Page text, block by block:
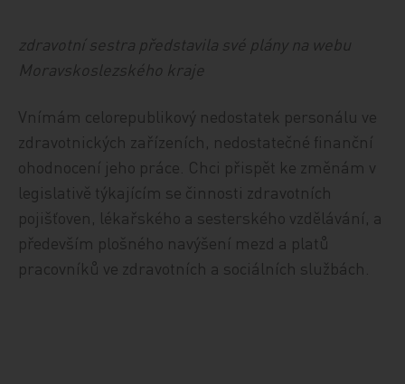
zdravotní sestra představila své plány na webu
Moravskoslezského kraje
Vnímám celorepublikový nedostatek personálu ve
zdravotnických zařízeních, nedostatečné finanční
ohodnocení jeho práce. Chci přispět ke změnám v
legislativě týkajícím se činnosti zdravotních
pojišťoven, lékařského a sesterského vzdělávání, a
především plošného navýšení mezd a platů
pracovníků ve zdravotních a sociálních službách.